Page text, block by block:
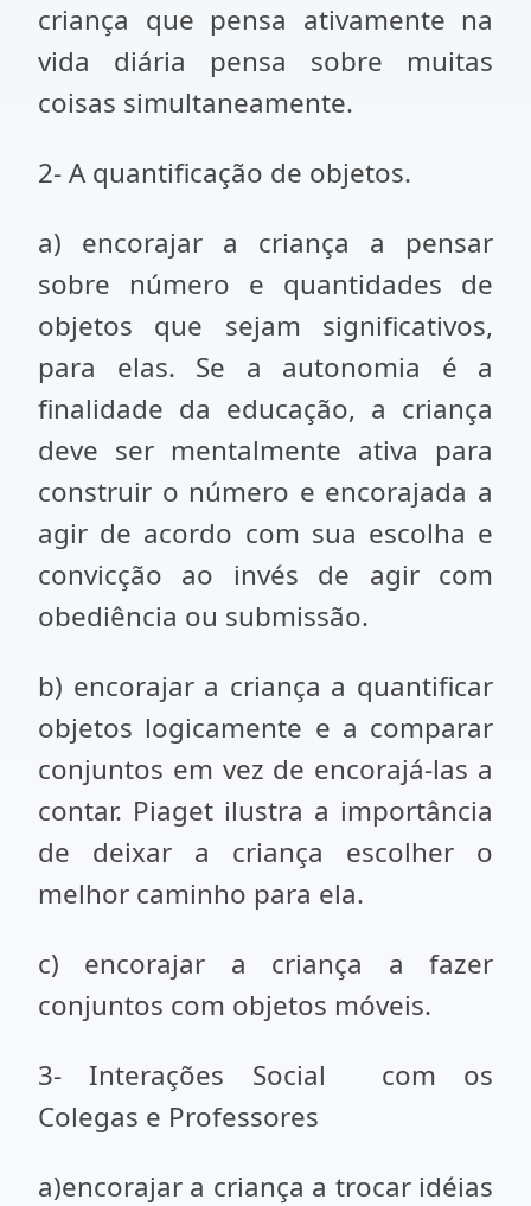
criança que pensa ativamente na
vida diária pen­sa sobre muitas
coisas simultaneamente.
2- A quantificação de objetos.
a) encorajar a criança a pensar
sobre número e quanti­dades de
objetos que sejam significativos,
para elas. Se a autonomia é a
finalidade da educação, a cri­ança
deve ser mentalmente ativa para
construir o número e encorajada a
agir de acordo com sua escolha e
convicção ao invés de agir com
obediência ou submissão.
b) encorajar a criança a quantificar
objetos logicamente e a comparar
conjuntos em vez de encorajá-las a
contar. Piaget ilustra a importância
de deixar a criança escolher o
melhor caminho para ela.
c) encorajar a criança a fazer
conjuntos com objetos móveis.
3- Interações Social com os
Colegas e Professores
a)encorajar a criança a trocar idéias